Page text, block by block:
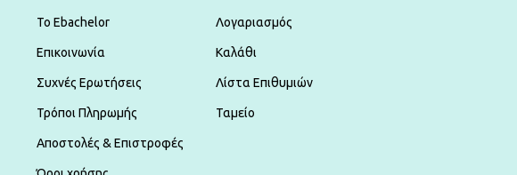
To Ebachelor
Επικοινωνία
Συχνές Ερωτήσεις
Τρόποι Πληρωμής
Αποστολές & Επιστροφές
Λογαριασμός
Καλάθι
Λίστα Επιθυμιών
Ταμείο